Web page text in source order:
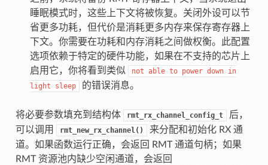
睡眠模式时，这些上下文将被恢复。关闭外设可以节
省更多功耗，但代价是消耗更多内存来保存寄存器上
下文。你需要在功耗和内存消耗之间做权衡。此配置
选项依赖于特定的硬件功能，如果在不支持的芯片上
启用它，你将看到类似
not able to power down in
light
sleep 的错误消息。
将必要参数填充到结构体 rmt_rx_channel_config_t
后，
可以调用
rmt_new_rx_channel()
来分配和初始化 RX 通
道。如果函数运行正确，会返回 RMT 通道句柄；如果
RMT 资源池内缺少空闲通道，会返回